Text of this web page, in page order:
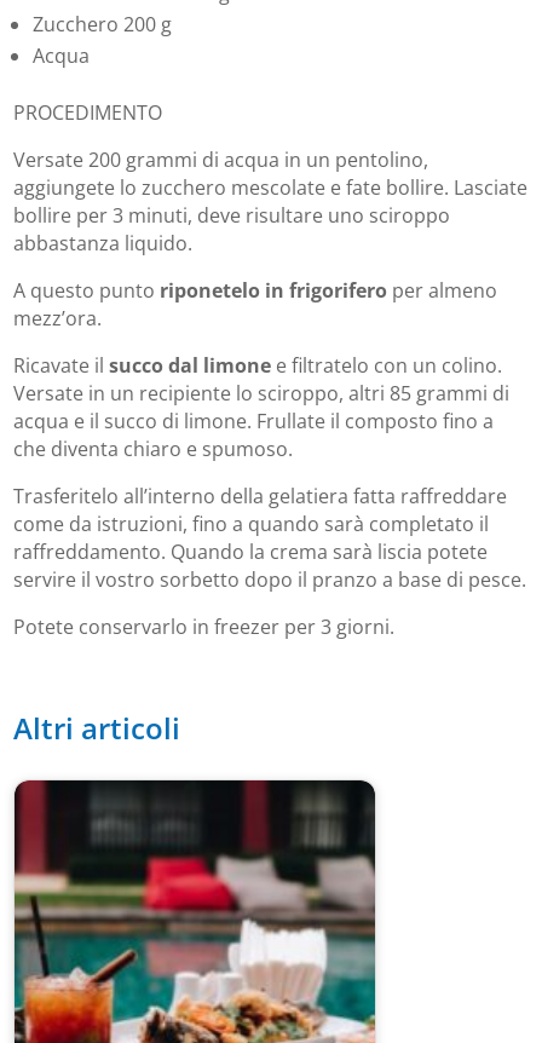
Zucchero 200 g
Acqua
PROCEDIMENTO
Versate 200 grammi di acqua in un pentolino,
aggiungete lo zucchero mescolate e fate bollire. Lasciate
bollire per 3 minuti, deve risultare uno sciroppo
abbastanza liquido.
A questo punto riponetelo in frigorifero per almeno
mezz’ora.
Ricavate ilsucco dal limone e filtratelo con un colino.
Versate in un recipiente lo sciroppo, altri 85 grammi di
acqua e il succo di limone. Frullate il composto fino a
che diventa chiaro e spumoso.
Trasferitelo all’interno della gelatiera fatta raffreddare
come da istruzioni, fino a quando sarà completato il
raffreddamento. Quando la crema sarà liscia potete
servire il vostro sorbetto dopo il pranzo a base di pesce.
Potete conservarlo in freezer per 3 giorni.
Altri articoli